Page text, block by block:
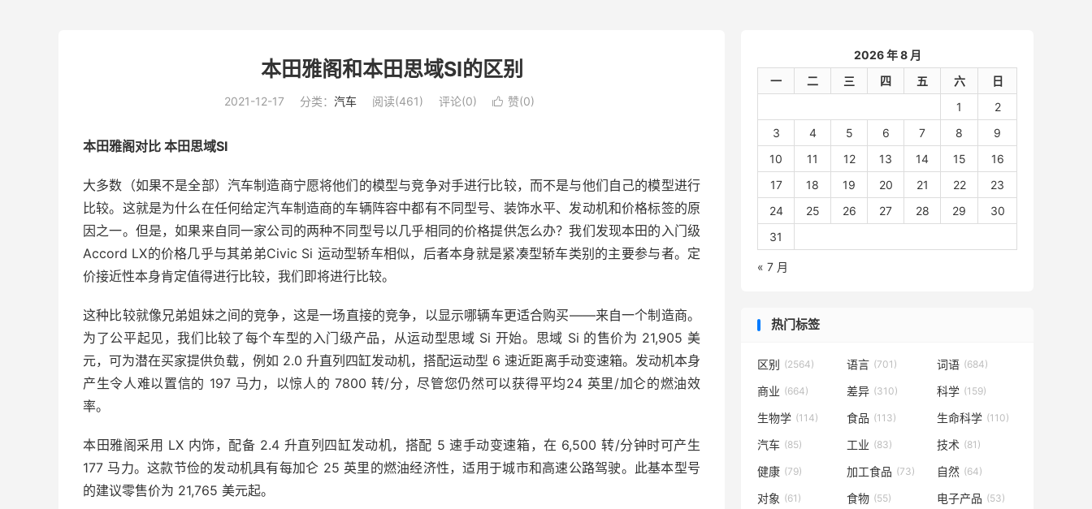
本田雅阁和本田思域SI的区别
2021-12-17 分类： 汽车 阅读(461) 评论(0)  赞(0)
本田雅阁对比 本田思域SI
大多数（如果不是全部）汽车制造商宁愿将他们的模型与竞争对手进行比较，而不是与他们自己的模型进行
比较。这就是为什么在任何给定汽车制造商的车辆阵容中都有不同型号、装饰水平、发动机和价格标签的原
因之一。但是，如果来自同一家公司的两种不同型号以几乎相同的价格提供怎么办？我们发现本田的入门级
Accord LX的价格几乎与其弟弟Civic Si 运动型轿车相似，后者本身就是紧凑型轿车类别的主要参与者。定
价接近性本身肯定值得进行比较，我们即将进行比较。
这种比较就像兄弟姐妹之间的竞争，这是一场直接的竞争，以显示哪辆车更适合购买——来自一个制造商。
为了公平起见，我们比较了每个车型的入门级产品，从运动型思域 Si 开始。思域 Si 的售价为 21,905 美
元，可为潜在买家提供负载，例如 2.0 升直列四缸发动机，搭配运动型 6 速近距离手动变速箱。发动机本身
产生令人难以置信的 197 马力，以惊人的 7800 转/分，尽管您仍然可以获得平均24 英里/加仑的燃油效
率。
本田雅阁采用 LX 内饰，配备 2.4 升直列四缸发动机，搭配 5 速手动变速箱，在 6,500 转/分钟时可产生
177 马力。这款节俭的发动机具有每加仑 25 英里的燃油经济性，适用于城市和高速公路驾驶。此基本型号
的建议零售价为 21,765 美元起。
2026 年 8 月
一
二 三 四 五 六
日
1
2
3
4 5 6 7 8
9
10
11 12 13 14 15
16
17
18 19 20 21 22
23
24
25 26 27 28 29
30
31
« 7 月
热门标签
区别 (2564) 语言 (701) 词语 (684)
商业 (664) 差异 (310) 科学 (159)
生物学 (114) 食品 (113) 生命科学 (110)
汽车 (85) 工业 (83) 技术 (81)
健康 (79) 加工食品 (73) 自然 (64)
对象 (61) 食物 (55) 电子产品 (53)